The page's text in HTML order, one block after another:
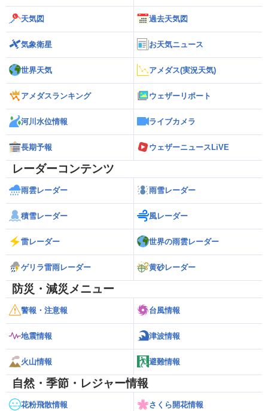
天気図 過去天気図
気象衛星 お天気ニュース
世界天気 アメダス(実況天気)
アメダスランキング ウェザーリポート
河川水位情報 ライブカメラ
長期予報 ウェザーニュースLiVE
レーダーコンテンツ
雨雲レーダー 雨雪レーダー
積雪レーダー 風レーダー
雷レーダー 世界の雨雲レーダー
ゲリラ雷雨レーダー 黄砂レーダー
防災・減災メニュー
警報・注意報 台風情報
地震情報 津波情報
火山情報 避難情報
自然・季節・レジャー情報
花粉飛散情報 さくら開花情報